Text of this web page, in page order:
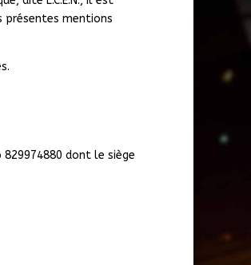
présentes mentions
829974880 dont le siège